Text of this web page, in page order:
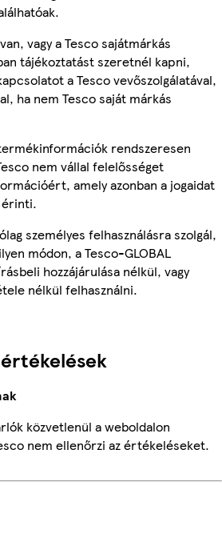
vagy a Tesco sajátmárkás
tájékoztatást szeretnél kapni,
a Tesco vevőszolgálatával,
ha nem Tesco saját márkás
rendszeresen
nem vállal felelősséget
amely azonban a jogaidat
érinti.
személyes felhasználásra szolgál,
módon, a Tesco-GLOBAL
hozzájárulása nélkül, vagy
nélkül felhasználni.
közvetlenül a weboldalon
nem ellenőrzi az értékeléseket.